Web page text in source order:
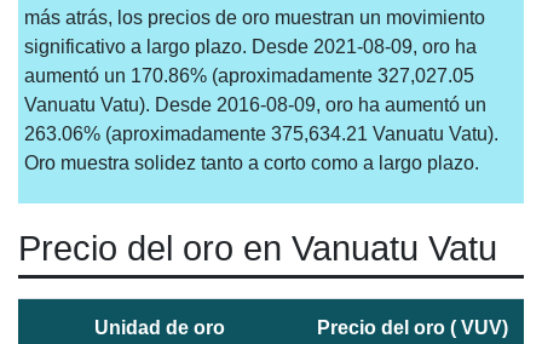
más atrás, los precios de oro muestran un movimiento
significativo a largo plazo. Desde 2021-08-09, oro ha
aumentó un 170.86% (aproximadamente 327,027.05
Vanuatu Vatu). Desde 2016-08-09, oro ha aumentó un
263.06% (aproximadamente 375,634.21 Vanuatu Vatu).
Oro muestra solidez tanto a corto como a largo plazo.
Precio del oro en Vanuatu Vatu
Unidad de oro Precio del oro ( VUV)